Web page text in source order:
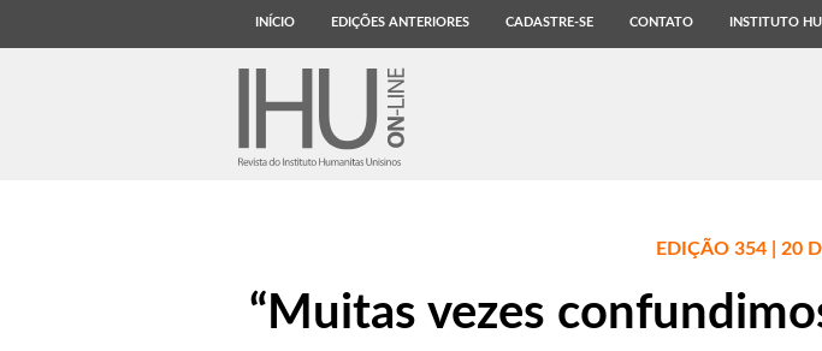
INÍCIO EDIÇÕES ANTERIORES CADASTRE-SE CONTATO INSTITUTO
EDIÇÃO 354 | 20
“Muitas vezes